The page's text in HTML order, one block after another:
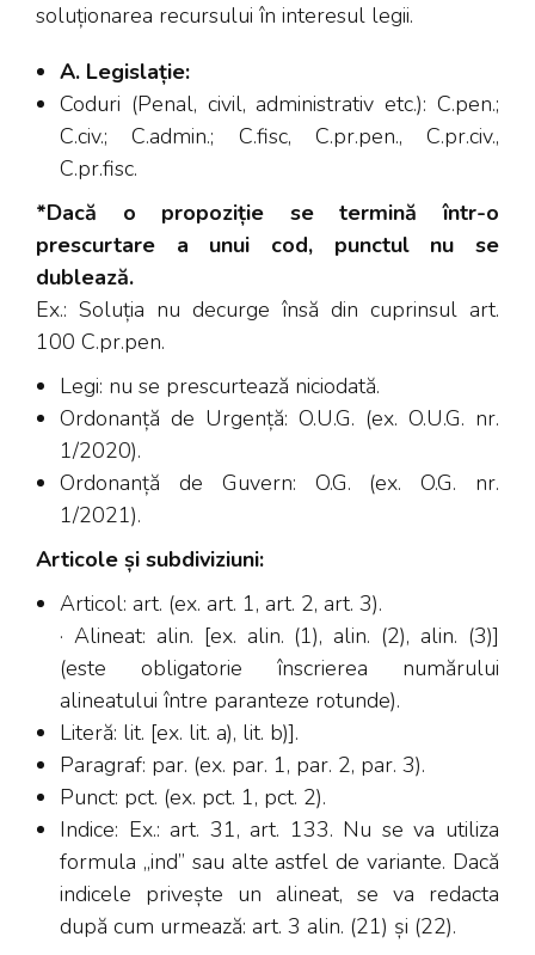
soluționarea recursului în interesul legii.
A. Legislație:
Coduri (Penal, civil, administrativ etc.): C.pen.;
C.civ.; C.admin.; C.fisc, C.pr.pen., C.pr.civ.,
C.pr.fisc.
*Dacă o propoziție se termină într-o
prescurtare a unui cod, punctul nu se
dublează.
Ex.: Soluția nu decurge însă din cuprinsul art.
100 C.pr.pen.
Legi: nu se prescurtează niciodată.
Ordonanță de Urgență: O.U.G. (ex. O.U.G. nr.
1/2020).
Ordonanță de Guvern: O.G. (ex. O.G. nr.
1/2021).
Articole și subdiviziuni:
Articol: art. (ex. art. 1, art. 2, art. 3).
· Alineat: alin. [ex. alin. (1), alin. (2), alin. (3)]
(este obligatorie înscrierea numărului
alineatului între paranteze rotunde).
Literă: lit. [ex. lit. a), lit. b)].
Paragraf: par. (ex. par. 1, par. 2, par. 3).
Punct: pct. (ex. pct. 1, pct. 2).
Indice: Ex.: art. 31, art. 133. Nu se va utiliza
formula „ind” sau alte astfel de variante. Dacă
indicele privește un alineat, se va redacta
după cum urmează: art. 3 alin. (21) și (22).